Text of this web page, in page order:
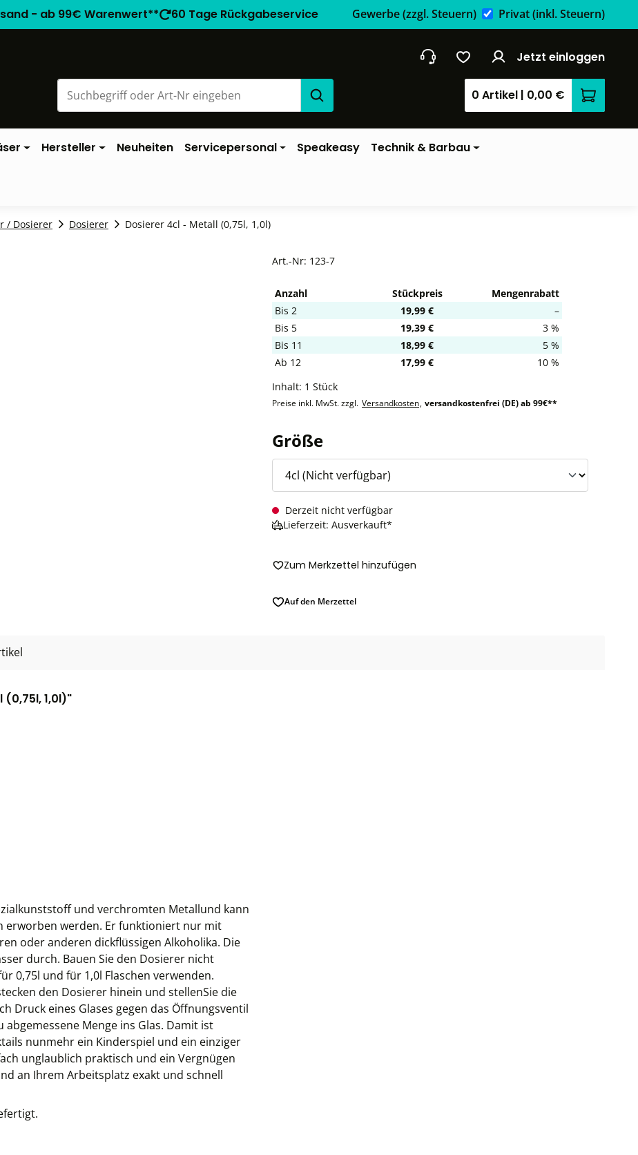
- ab 99€ Warenwert** 60 Tage Rückgabeservice Gewerbe(zzgl. Steuern) Privat(inkl. Steuern)
Jetzt einloggen
0 Artikel | 0,00 €
Hersteller Neuheiten Servicepersonal Speakeasy Technik & Barbau
/ Dosierer Dosierer Dosierer 4cl - Metall (0,75l, 1,0l)
Art.-Nr: 123-7
Anzahl Stückpreis
Mengenrabatt
Bis 2 19,99 €
–
Bis 5 19,39 €
3 %
Bis 11 18,99 €
5 %
Ab 12 17,99 €
10 %
Inhalt: 1 Stück
Preise inkl. MwSt. zzgl. Versandkosten, versandkostenfrei (DE) ab 99€**
Größeauswählen
Derzeit nicht verfügbar
Lieferzeit: Ausverkauft*
Zum Merkzettel hinzufügen
Auf den Merzettel
1,0l)"
und verchromten Metallund kann
erworben werden. Er funktioniert nur mit
oder anderen dickflüssigen Alkoholika. Die
durch. Bauen Sie den Dosierer nicht
0,75l und für 1,0l Flaschen verwenden.
den Dosierer hinein und stellenSie die
Druck eines Glases gegen das Öffnungsventil
Menge ins Glas. Damit ist
nunmehr ein Kinderspiel und ein einziger
unglaublich praktisch und ein Vergnügen
an Ihrem Arbeitsplatz exakt und schnell